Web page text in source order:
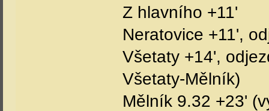
Z hlavního +11'
Neratovice +11',
Všetaty +14',
Všetaty-Mělník)
Mělník 9.32 +23'